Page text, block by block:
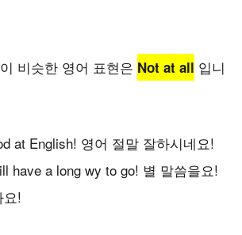
비슷한 영어 표현은 Not at all 입니
at English! 영어 절말 잘하시네요!
have a long wy to go! 별 말씀을요!
!